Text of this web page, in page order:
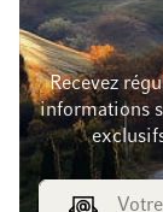
Recevez
informations
Adresse e-mail